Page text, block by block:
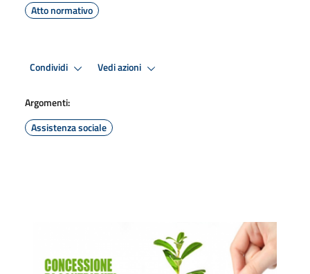
Atto normativo
Condividi Vedi azioni
Argomenti:
Assistenza sociale